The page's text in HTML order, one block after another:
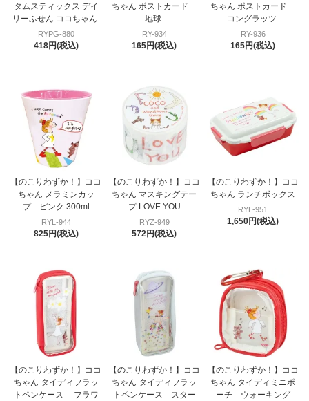
タムスティックス デイ
リーふせん ココちゃん.
RYPG-880
418円(税込)
ちゃん ポストカード
地球.
RY-934
165円(税込)
ちゃん ポストカード
コングラッツ.
RY-936
165円(税込)
【のこりわずか！】ココ
ちゃん メラミンカッ
プ ピンク 300ml
RYL-944
825円(税込)
【のこりわずか！】ココ
ちゃん マスキングテー
プ LOVE YOU
RYZ-949
572円(税込)
【のこりわずか！】ココ
ちゃん ランチボックス
RYL-951
1,650円(税込)
【のこりわずか！】ココ
ちゃん タイディフラッ
トペンケース フラワ
【のこりわずか！】ココ
ちゃん タイディフラッ
トペンケース スター
【のこりわずか！】ココ
ちゃん タイディミニポ
ーチ ウォーキング